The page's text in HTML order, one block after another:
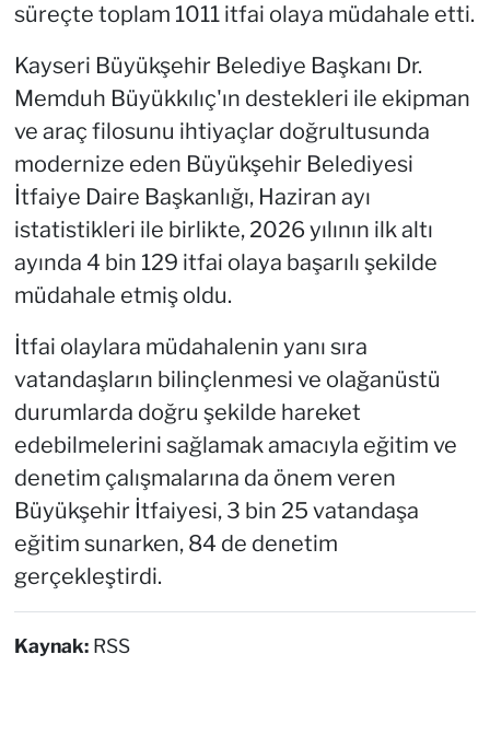
süreçte toplam 1011 itfai olaya müdahale etti.
Kayseri Büyükşehir Belediye Başkanı Dr.
Memduh Büyükkılıç'ın destekleri ile ekipman
ve araç filosunu ihtiyaçlar doğrultusunda
modernize eden Büyükşehir Belediyesi
İtfaiye Daire Başkanlığı, Haziran ayı
istatistikleri ile birlikte, 2026 yılının ilk altı
ayında 4 bin 129 itfai olaya başarılı şekilde
müdahale etmiş oldu.
İtfai olaylara müdahalenin yanı sıra
vatandaşların bilinçlenmesi ve olağanüstü
durumlarda doğru şekilde hareket
edebilmelerini sağlamak amacıyla eğitim ve
denetim çalışmalarına da önem veren
Büyükşehir İtfaiyesi, 3 bin 25 vatandaşa
eğitim sunarken, 84 de denetim
gerçekleştirdi.
Kaynak: RSS